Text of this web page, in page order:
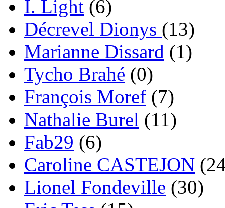
I. Light (6)
Décrevel Dionys (13)
Marianne Dissard (1)
Tycho Brahé (0)
François Moref (7)
Nathalie Burel (11)
Fab29 (6)
Caroline CASTEJON
Lionel Fondeville (30)